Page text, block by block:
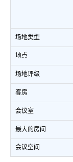
场地类型
地点
场地评级
客房
会议室
最大的房间
会议空间